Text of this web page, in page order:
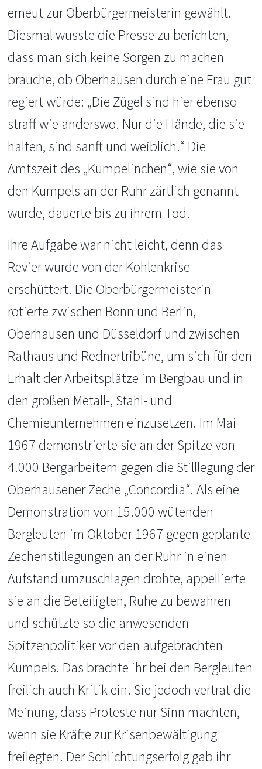
erneut zur Oberbürgermeisterin gewählt.
Diesmal wusste die Presse zu berichten,
dass man sich keine Sorgen zu machen
brauche, ob Oberhausen durch eine Frau gut
regiert würde: „Die Zügel sind hier ebenso
straff wie anderswo. Nur die Hände, die sie
halten, sind sanft und weiblich.“ Die
Amtszeit des „Kumpelinchen“, wie sie von
den Kumpels an der Ruhr zärtlich genannt
wurde, dauerte bis zu ihrem Tod.
Ihre Aufgabe war nicht leicht, denn das
Revier wurde von der Kohlenkrise
erschüttert. Die Oberbürgermeisterin
rotierte zwischen Bonn und Berlin,
Oberhausen und Düsseldorf und zwischen
Rathaus und Rednertribüne, um sich für den
Erhalt der Arbeitsplätze im Bergbau und in
den großen Metall-, Stahl- und
Chemieunternehmen einzusetzen. Im Mai
1967 demonstrierte sie an der Spitze von
4.000 Bergarbeitern gegen die Stilllegung der
Oberhausener Zeche „Concordia“. Als eine
Demonstration von 15.000 wütenden
Bergleuten im Oktober 1967 gegen geplante
Zechenstillegungen an der Ruhr in einen
Aufstand umzuschlagen drohte, appellierte
sie an die Beteiligten, Ruhe zu bewahren
und schützte so die anwesenden
Spitzenpolitiker vor den aufgebrachten
Kumpels. Das brachte ihr bei den Bergleuten
freilich auch Kritik ein. Sie jedoch vertrat die
Meinung, dass Proteste nur Sinn machten,
wenn sie Kräfte zur Krisenbewältigung
freilegten. Der Schlichtungserfolg gab ihr